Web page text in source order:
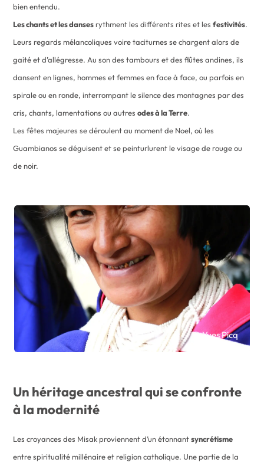
bien entendu.
Les chants et les dansesrythment les différents rites et lesfestivités.
Leurs regards mélancoliques voire taciturnes se chargent alors de
gaité et d’allégresse. Au son des tambours et des flûtes andines, ils
dansent en lignes, hommes et femmes en face à face, ou parfois en
spirale ou en ronde, interrompant le silence des montagnes par des
cris, chants, lamentations ou autresodes à la Terre.
Les fêtes majeures se déroulent au moment de Noel, où les
Guambianos se déguisent et se peinturlurent le visage de rouge ou
de noir.
© Yves Picq
Un héritage ancestral qui se confronte
à la modernité
Les croyances des Misak proviennent d’un étonnantsyncrétisme
entre spiritualité millénaire et religion catholique. Une partie de la